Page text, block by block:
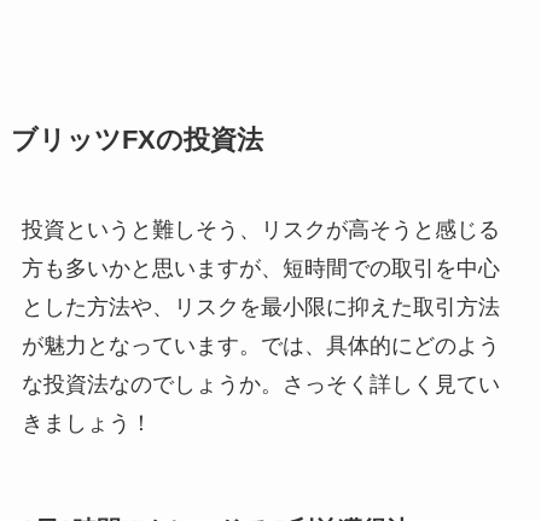
ブリッツFXの投資法
投資というと難しそう、リスクが高そうと感じる
方も多いかと思いますが、短時間での取引を中心
とした方法や、リスクを最小限に抑えた取引方法
が魅力となっています。では、具体的にどのよう
な投資法なのでしょうか。さっそく詳しく見てい
きましょう！